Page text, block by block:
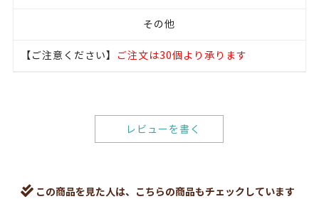
その他
【ご注意ください】 ご注文は30個より承ります
レビューを書く
この商品を見た人は、こちらの商品もチェックしています